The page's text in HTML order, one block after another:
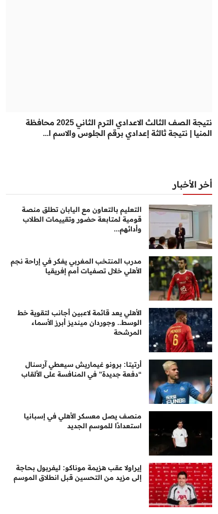
نتيجة الصف الثالث الاعدادي الترم الثاني 2025 محافظة
المنيا | نتيجة ثالثة إعدادي برقم الجلوس والاسم ا...
أخر الأخبار
التعليم بالتعاون مع اليابان تطلق منصة
قومية لمتابعة حضور وتقييمات الطلاب
وأدائهم...
مدرب المنتخب المغربي يفكر في إراحة نجم
الأهلي خلال تصفيات أمم إفريقيا
الأهلي يعد قائمة لاعبين أجانب لتقوية خط
الوسط.. وجوردان مينديز أبرز الأسماء
المرشحة
أرتيتا: برونو غيماريش سيعطي آرسنال
“دفعة جديدة” في المنافسة على الألقاب
منصف يصل معسكر الأهلي في إسبانيا
استعدادًا للموسم الجديد
إيراولا عقب هزيمة موناكو: ليفربول بحاجة
إلى مزيد من التحسين قبل انطلاق الموسم